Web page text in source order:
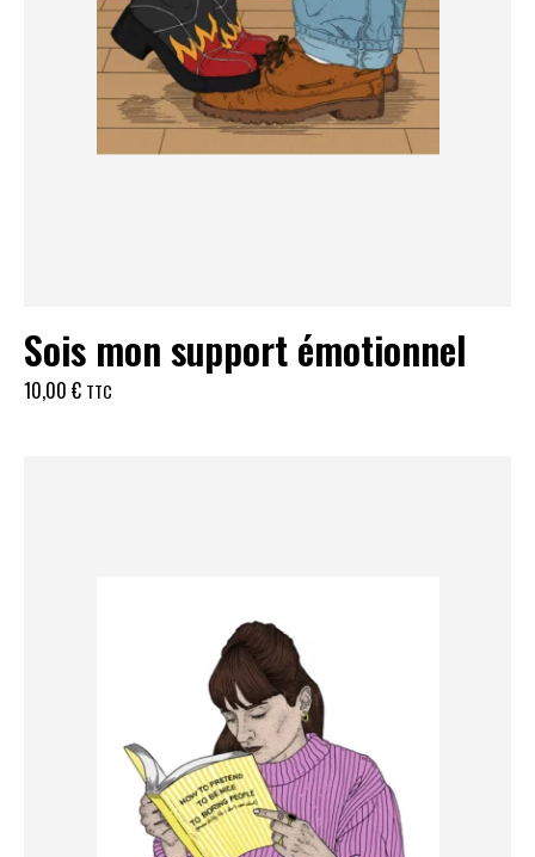
Sois mon support émotionnel
10,00 € TTC